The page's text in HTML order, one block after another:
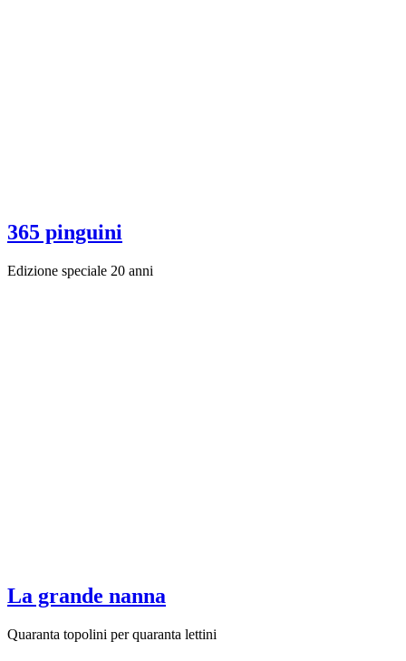
365 pinguini
Edizione speciale 20 anni
La grande nanna
Quaranta topolini per quaranta lettini